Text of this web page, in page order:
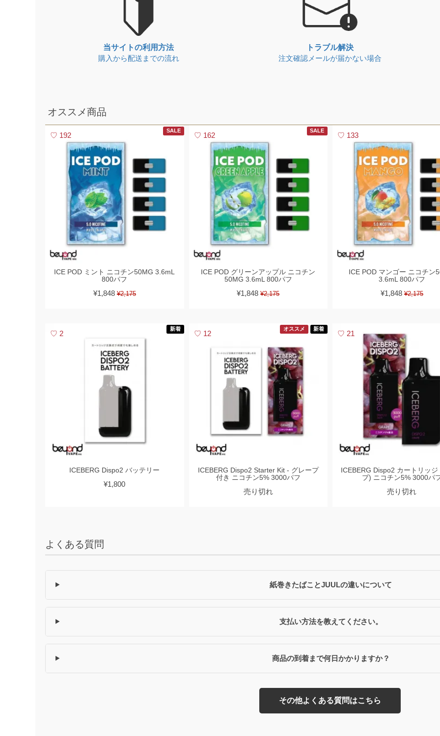
【本日限定】ワールドカップ開催記念セール第2弾
使い捨て電子タバコ7DAZE EGGE(エギー)入荷いたしました!!
ICEBERG Dispo 2(アイスバーグ ディスポ 2)入荷いたしました!!
2026,05,13
KIWI本体と純正カートリッジを入荷いたしました!!
2026,05,06
JUUL対応型ブランド altpods / ICEPODを入荷いたしました!!
2026,05,01
5月 - フレーバーランキング
当サイトの利用方法
購入から配送までの流れ
トラブル解決
注文確認メールが届かない場合
オススメ商品
192
ICE POD ミント ニコチン50MG 3.6mL
800パフ
¥1,848¥2,175
SALE 162
ICE POD グリーンアップル ニコチン
50MG 3.6mL 800パフ
¥1,848¥2,175
SALE 133
ICE POD マンゴー ニコチン
3.6mL 800パフ
¥1,848¥2,175
2
ICEBERG Dispo2 バッテリー
¥1,800
新着 12
ICEBERG Dispo2 Starter Kit - グレープ
付き ニコチン5% 3000パフ
売り切れ
オススメ 新着 21
ICEBERG Dispo2 カートリッジ
プ) ニコチン5% 3000パ
売り切れ
よくある質問
紙巻きたばことJUULの違いについて
支払い方法を教えてください。
商品の到着まで何日かかりますか？
その他よくある質問はこちら